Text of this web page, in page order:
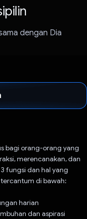
dengan Dia
bagi orang-orang yang
merencanakan, dan
fungsi dan hal yang
di bawah:
harian
dan aspirasi